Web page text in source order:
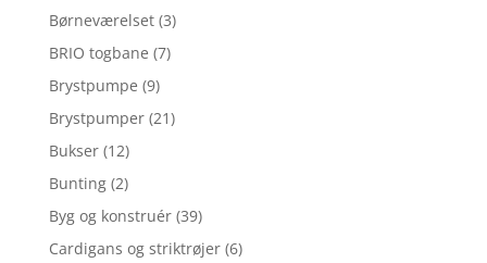
Børneværelset (3)
BRIO togbane (7)
Brystpumpe (9)
Brystpumper (21)
Bukser (12)
Bunting (2)
Byg og konstruér (39)
Cardigans og striktrøjer (6)